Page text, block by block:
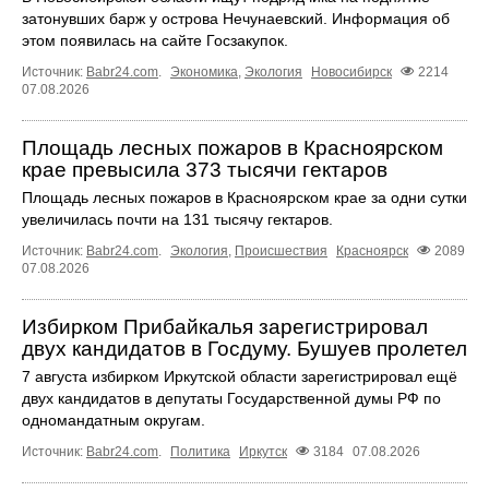
затонувших барж у острова Нечунаевский. Информация об
этом появилась на сайте Госзакупок.
Источник: Babr24.com Экономика Экология Новосибирск
2214
07.08.2026
Площадь лесных пожаров в Красноярском
крае превысила 373 тысячи гектаров
Площадь лесных пожаров в Красноярском крае за одни сутки
увеличилась почти на 131 тысячу гектаров.
Источник: Babr24.com. Экология, Происшествия Красноярск
2089
07.08.2026
Избирком Прибайкалья зарегистрировал
двух кандидатов в Госдуму. Бушуев пролетел
7 августа избирком Иркутской области зарегистрировал ещё
двух кандидатов в депутаты Государственной думы РФ по
одномандатным округам.
Источник: Babr24.com. Политика Иркутск 3184 07.08.2026